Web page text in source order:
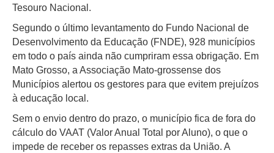
Tesouro Nacional.
Segundo o último levantamento do Fundo Nacional de
Desenvolvimento da Educação (FNDE), 928 municípios
em todo o país ainda não cumpriram essa obrigação. Em
Mato Grosso, a Associação Mato-grossense dos
Municípios alertou os gestores para que evitem prejuízos
à educação local.
Sem o envio dentro do prazo, o município fica de fora do
cálculo do VAAT (Valor Anual Total por Aluno), o que o
impede de receber os repasses extras da União. A